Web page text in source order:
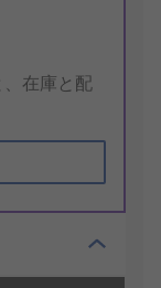
、在庫と配